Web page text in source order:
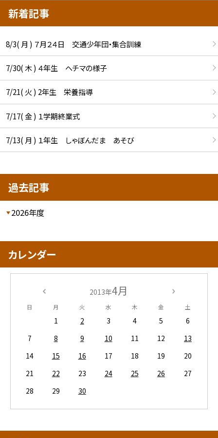
新着記事
8/3( 月 ) ７月２４日 交通少年団・集合訓練
7/30( 木 ) ４年生 ヘチマの様子
7/21( 火 ) 2年生 栄養指導
7/17( 金 ) １学期終業式
7/13( 月 ) １年生 しゃぼんだま あそび
過去記事
2026年度
カレンダー
2013年4月
日 月 火 水 木 金 土
1 2 3 4 5
6
7
8 9 10 11 12
13
14
15 16 17 18 19
20
21
22 23 24 25 26
27
28
29 30